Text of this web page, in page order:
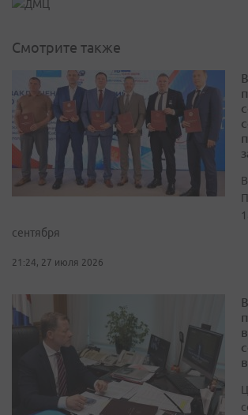
Смотрите также
сентября
21:24, 27 июля 2026